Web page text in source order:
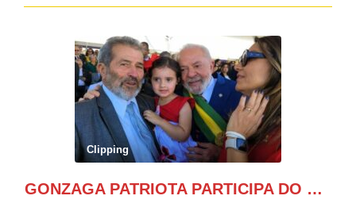
Clipping
GONZAGA PATRIOTA PARTICIPA DO DESFILE DA INDEPENDÊNCIA NO PALANQUE DA PRESIDÊNCIA DA REPÚBLICA E É ABRAÇADO POR LULA E POR GERALDO ALCKMIN.